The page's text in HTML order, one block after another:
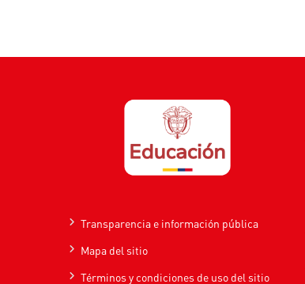
Transparencia e información pública
Mapa del sitio
Términos y condiciones de uso del sitio